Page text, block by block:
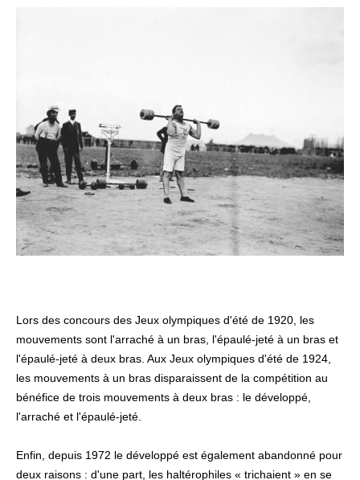
Lors des concours des Jeux olympiques d'été de 1920 , les
mouvements sont l'arraché à un bras, l'épaulé-jeté à un bras et
l'épaulé-jeté à deux bras. Aux Jeux olympiques d'été de 1924
les mouvements à un bras disparaissent de la compétition au
bénéfice de trois mouvements à deux bras : le développé,
l'arraché et l'épaulé-jeté.
Enfin, depuis 1972 le développé est également abandonné pour
deux raisons : d'une part, les haltérophiles « trichaient » en se